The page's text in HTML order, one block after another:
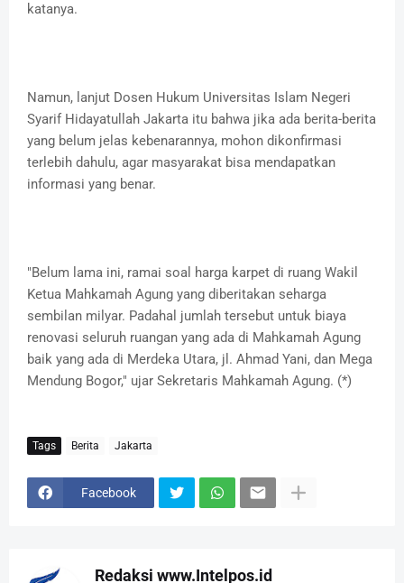
katanya.
Namun, lanjut Dosen Hukum Universitas Islam Negeri
Syarif Hidayatullah Jakarta itu bahwa jika ada berita-berita
yang belum jelas kebenarannya, mohon dikonfirmasi
terlebih dahulu, agar masyarakat bisa mendapatkan
informasi yang benar.
"Belum lama ini, ramai soal harga karpet di ruang Wakil
Ketua Mahkamah Agung yang diberitakan seharga
sembilan milyar. Padahal jumlah tersebut untuk biaya
renovasi seluruh ruangan yang ada di Mahkamah Agung
baik yang ada di Merdeka Utara, jl. Ahmad Yani, dan Mega
Mendung Bogor," ujar Sekretaris Mahkamah Agung. (*)
Tags Berita Jakarta
Facebook
Redaksi www.Intelpos.id